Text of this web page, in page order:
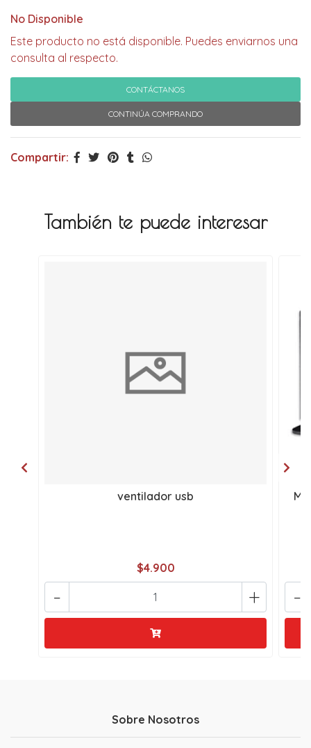
No Disponible
Este producto no está disponible. Puedes enviarnos una
consulta al respecto.
CONTÁCTANOS
CONTINÚA COMPRANDO
Compartir:
También te puede interesar
ventilador usb
$4.900
+
- -
Sobre Nosotros